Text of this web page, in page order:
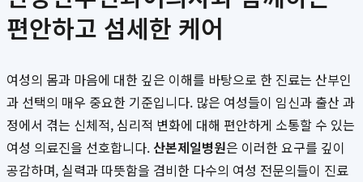
편안하고 섬세한 케어
여성의 몸과 마음에 대한 깊은 이해를 바탕으로 한 진료는 산부인
과 선택의 매우 중요한 기준입니다. 많은 여성들이 임신과 출산 과
정에서 겪는 신체적, 심리적 변화에 대해 편안하게 소통할 수 있는
여성 의료진을 선호합니다. 산본제일병원은 이러한 요구를 깊이
공감하며, 실력과 따뜻함을 겸비한 다수의 여성 전문의들이 진료